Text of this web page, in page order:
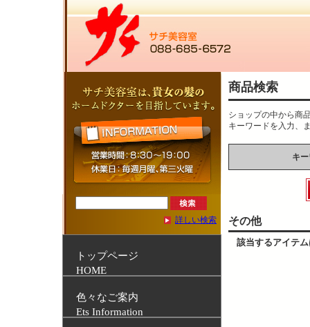
詳しい検索
トップページ
HOME
色々なご案内
Ets Information
商品検索
ショップの中から商
キーワードを入力、
キ
その他
該当するアイテ